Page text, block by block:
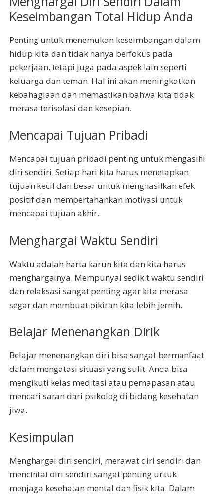
Keseimbangan Total Hidup Anda
Penting untuk menemukan keseimbangan dalam
hidup kita dan tidak hanya berfokus pada
pekerjaan, tetapi juga pada aspek lain seperti
keluarga dan teman. Hal ini akan meningkatkan
kebahagiaan dan memastikan bahwa kita tidak
merasa terisolasi dan kesepian.
Mencapai Tujuan Pribadi
Mencapai tujuan pribadi penting untuk mengasihi
diri sendiri. Setiap hari kita harus menetapkan
tujuan kecil dan besar untuk menghasilkan efek
positif dan mempertahankan motivasi untuk
mencapai tujuan akhir.
Menghargai Waktu Sendiri
Waktu adalah harta karun kita dan kita harus
menghargainya. Mempunyai sedikit waktu sendiri
dan relaksasi sangat penting agar kita merasa
segar dan membuat pikiran kita lebih jernih.
Belajar Menenangkan Dirik
Belajar menenangkan diri bisa sangat bermanfaat
dalam mengatasi situasi yang sulit. Anda bisa
mengikuti kelas meditasi atau pernapasan atau
mencari saran dari psikolog di bidang kesehatan
jiwa.
Kesimpulan
Menghargai diri sendiri, merawat diri sendiri dan
mencintai diri sendiri sangat penting untuk
menjaga kesehatan mental dan fisik kita. Dalam